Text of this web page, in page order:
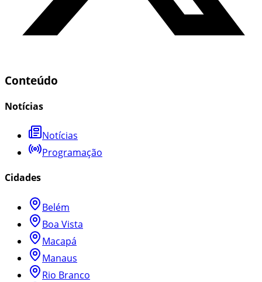
Conteúdo
Notícias
Notícias
Programação
Cidades
Belém
Boa Vista
Macapá
Manaus
Rio Branco